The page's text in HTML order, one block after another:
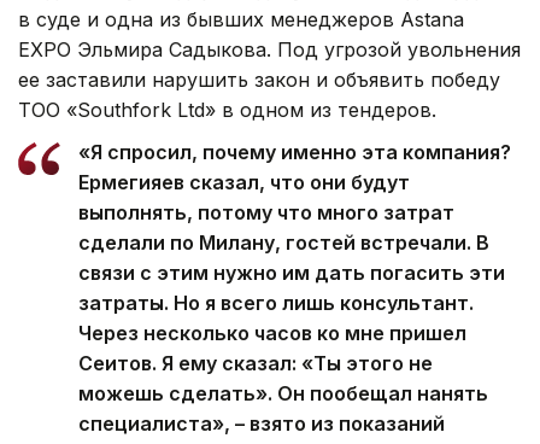
в суде и одна из бывших менеджеров Astana
EXPO Эльмира Садыкова. Под угрозой увольнения
ее заставили нарушить закон и объявить победу
ТОО «Southfork Ltd» в одном из тендеров.
«Я спросил, почему именно эта компания?
Ермегияев сказал, что они будут
выполнять, потому что много затрат
сделали по Милану, гостей встречали. В
связи с этим нужно им дать погасить эти
затраты. Но я всего лишь консультант.
Через несколько часов ко мне пришел
Сеитов. Я ему сказал: «Ты этого не
можешь сделать». Он пообещал нанять
специалиста», – взято из показаний